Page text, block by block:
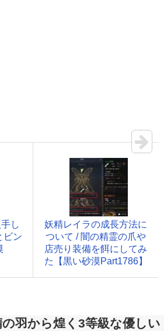
し
ビン
妖精レイラの成長方法に
ついて / 闇の精霊の爪や
店売り装備を餌にしてみ
た【黒い砂漠Part1786】
の羽から煌く3等級な優しい